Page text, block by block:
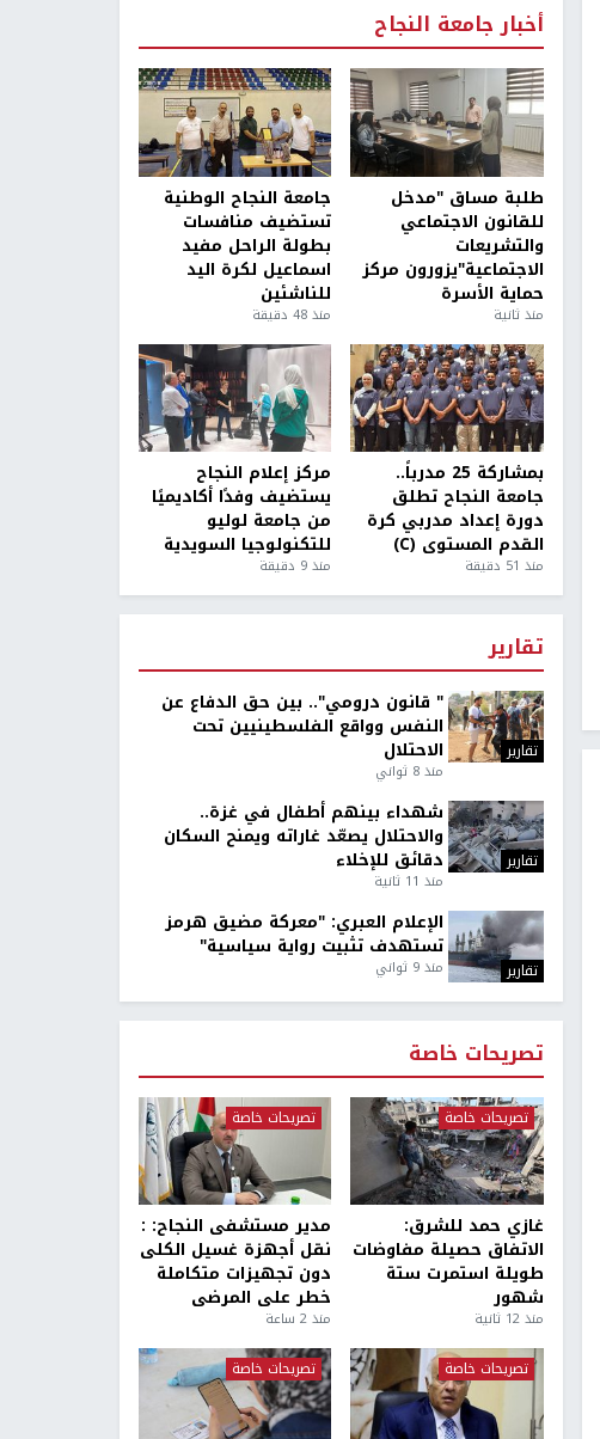
أخبار جامعة النجاح
طلبة مساق "مدخل
للقانون الاجتماعي
والتشريعات
الاجتماعية"يزورون مركز
حماية الأسرة
منذ ثانية
جامعة النجاح الوطنية
تستضيف منافسات
بطولة الراحل مفيد
اسماعيل لكرة اليد
للناشئين
منذ 48 دقيقة
بمشاركة 25 مدرباً..
جامعة النجاح تطلق
دورة إعداد مدربي كرة
القدم المستوى (C)
منذ 51 دقيقة
مركز إعلام النجاح
يستضيف وفدًا أكاديميًا
من جامعة لوليو
للتكنولوجيا السويدية
منذ 9 دقيقة
تقارير
تقارير
" قانون درومي".. بين حق الدفاع عن
النفس وواقع الفلسطينيين تحت
الاحتلال
منذ 8 ثواني
تقارير
شهداء بينهم أطفال في غزة..
والاحتلال يصعّد غاراته ويمنح السكان
دقائق للإخلاء
منذ 11 ثانية
تقارير
الإعلام العبري: "معركة مضيق هرمز
تستهدف تثبيت رواية سياسية"
منذ 9 ثواني
تصريحات خاصة
تصريحات خاصة
غازي حمد للشرق:
الاتفاق حصيلة مفاوضات
طويلة استمرت ستة
شهور
منذ 12 ثانية
تصريحات خاصة
مدير مستشفى النجاح: :
نقل أجهزة غسيل الكلى
دون تجهيزات متكاملة
خطر على المرضى
منذ 2 ساعة
تصريحات خاصة تصريحات خاصة